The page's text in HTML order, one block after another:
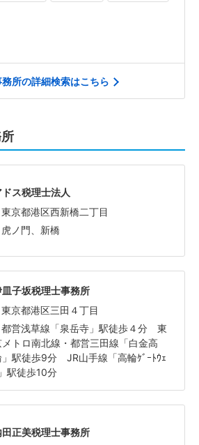
所の詳細検索はこちら
ドス税理士法人
東京都港区西新橋二丁目
虎ノ門、新橋
皿子坂税理士事務所
東京都港区三田４丁目
都営浅草線「泉岳寺」駅徒歩４分 東
メトロ南北線・都営三田線「白金高
」駅徒歩9分 JR山手線「高輪ｹﾞｰﾄｳｪ
駅徒歩10分
田正美税理士事務所